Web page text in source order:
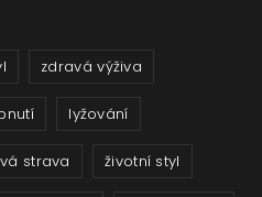
zdravá výživa
lyžování
strava životní styl